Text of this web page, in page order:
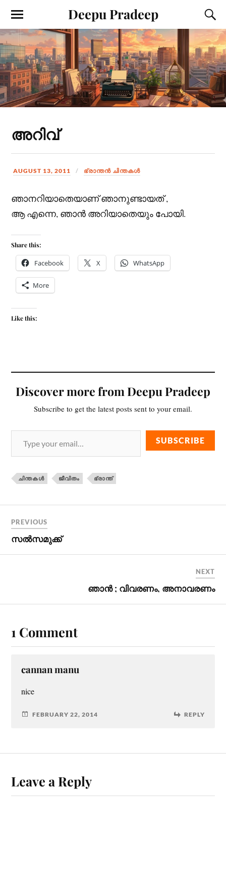
Deepu Pradeep
അറിവ്
AUGUST 13, 2011 ഭ്രാന്തന്‍ ചിന്തകള്‍
ഞാനറിയാതെയാണ് ഞാനുണ്ടായത് ,
ആ എന്നെ, ഞാന്‍ അറിയാതെയും പോയി.
Share this:
Facebook X WhatsApp
More
Like this:
Discover more from Deepu Pradeep
Subscribe to get the latest posts sent to your email.
SUBSCRIBE
ചിന്തകള്‍ ജീവിതം ഭ്രാന്ത്
PREVIOUS
സല്‍സമുക്ക്
NEXT
ഞാന്‍ ; വിവരണം, അനാവരണം
1 Comment
cannan manu
nice
FEBRUARY 22, 2014 REPLY
Leave a Reply